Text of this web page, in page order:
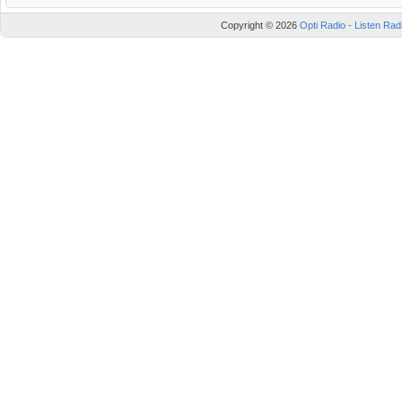
Copyright © 2026 Opti Radio - Listen